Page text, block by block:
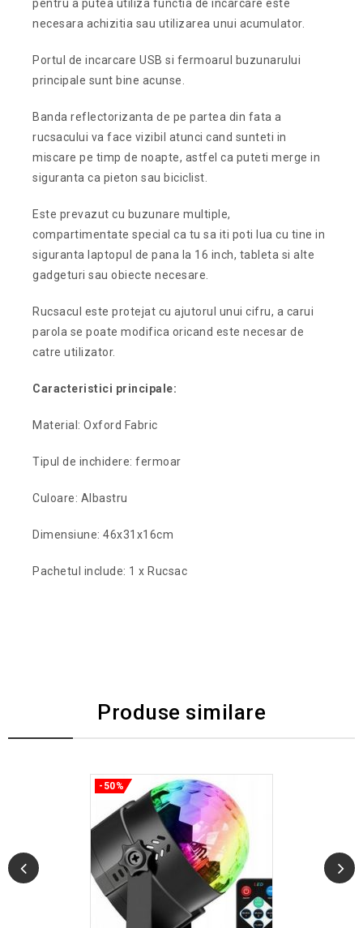
pentru a putea utiliza functia de incarcare este
necesara achizitia sau utilizarea unui acumulator.
Portul de incarcare USB si fermoarul buzunarului
principale sunt bine acunse.
Banda reflectorizanta de pe partea din fata a
rucsacului va face vizibil atunci cand sunteti in
miscare pe timp de noapte, astfel ca puteti merge in
siguranta ca pieton sau biciclist.
Este prevazut cu buzunare multiple,
compartimentate special ca tu sa iti poti lua cu tine in
siguranta laptopul de pana la 16 inch, tableta si alte
gadgeturi sau obiecte necesare.
Rucsacul este protejat cu ajutorul unui cifru, a carui
parola se poate modifica oricand este necesar de
catre utilizator.
Caracteristici principale:
Material: Oxford Fabric
Tipul de inchidere: fermoar
Culoare: Albastru
Dimensiune: 46x31x16cm
Pachetul include: 1 x Rucsac
Produse similare
-50%